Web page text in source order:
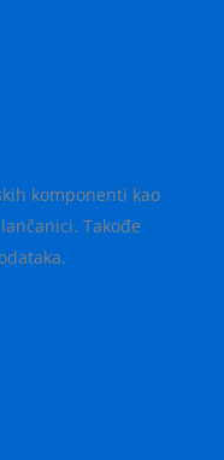
komponenti kao
Takođe